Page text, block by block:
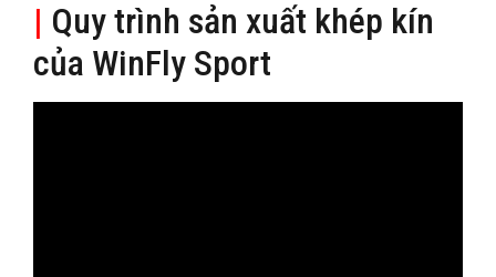
| Quy trình sản xuất khép kín
của WinFly Sport